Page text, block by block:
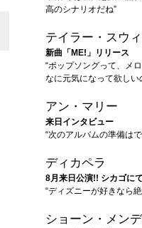
高のシナリオだね”
テイラー・スウ
新曲「ME!」リリース
“ポップソングって、メ
なに元気になって欲しい
アン・マリー
来日インタビュー
“次のアルバムの準備は
ディカペラ
8月来日公演!! シカゴに
“ディズニーが好きなら
ショーン・メン